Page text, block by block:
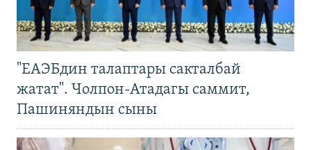
"ЕАЭБдин талаптары сакталбай
жатат". Чолпон-Атадагы саммит,
Пашиняндын сыны